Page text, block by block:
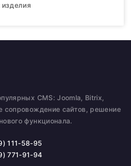
CMS: Joomla, Bitrix,
сопровождение сайтов, решение
функционала.
111-58-95
771-91-94